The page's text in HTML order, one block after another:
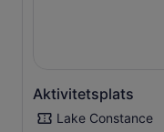
kända kvinnliga
Aktivitetsplats
Lake Constance